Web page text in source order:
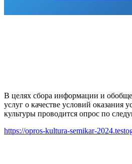
В целях сбора информации и
услуг о качестве условий оказания
культуры проводится опрос по
https://opros-kultura-semikar-